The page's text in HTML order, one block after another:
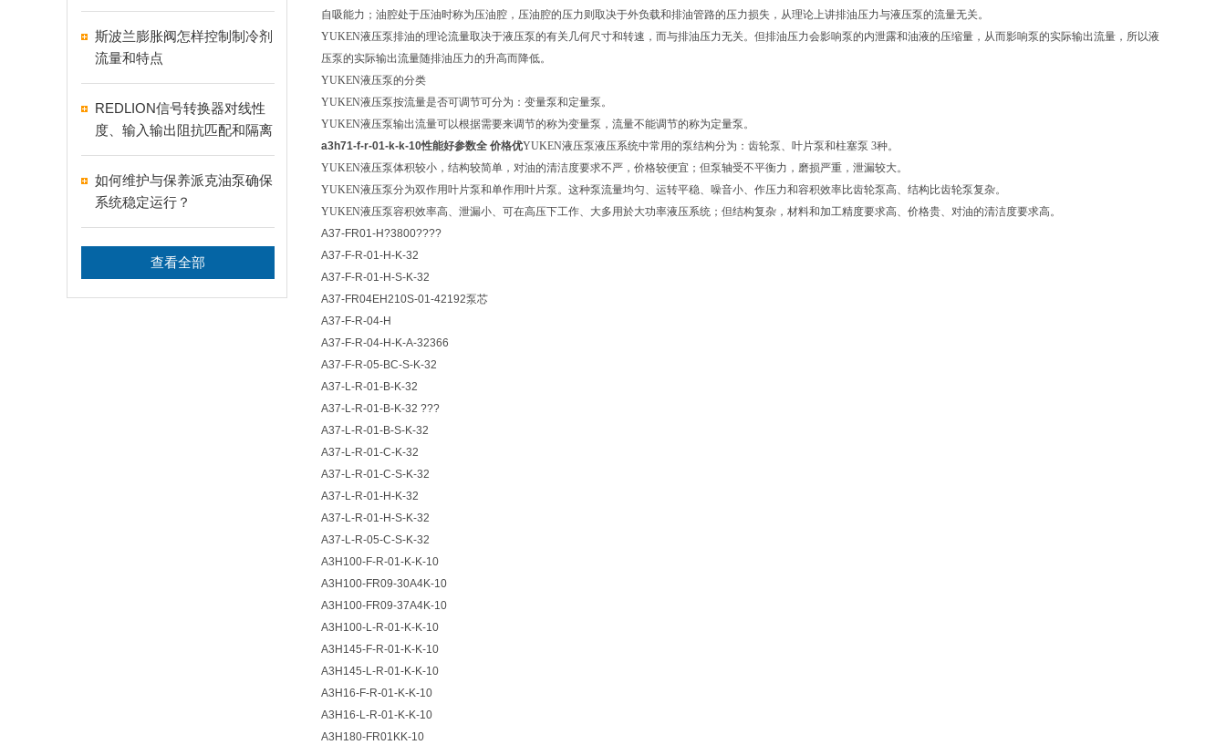
斯波兰膨胀阀怎样控制制冷剂
流量和特点
REDLION信号转换器对线性
度、输入输出阻抗匹配和隔离
的要求
如何维护与保养派克油泵确保
系统稳定运行？
查看全部
自吸能力；油腔处于压油时称为压油腔，压油腔的压力则取决于外负载和排油管路的压力损失，从理论上讲排油压力与液压泵的流量无关。
YUKEN液压泵排油的理论流量取决于液压泵的有关几何尺寸和转速，而与排油压力无关。但排油压力会影响泵的内泄露和油液的压缩量，从而影响泵的实际输出流量，所以液
压泵的实际输出流量随排油压力的升高而降低。
YUKEN液压泵的分类
YUKEN液压泵按流量是否可调节可分为：变量泵和定量泵。
YUKEN液压泵输出流量可以根据需要来调节的称为变量泵，流量不能调节的称为定量泵。
a3h71-f-r-01-k-k-10性能好参数全 价格优YUKEN液压泵液压系统中常用的泵结构分为：齿轮泵、叶片泵和柱塞泵 3种。
YUKEN液压泵体积较小，结构较简单，对油的清洁度要求不严，价格较便宜；但泵轴受不平衡力，磨损严重，泄漏较大。
YUKEN液压泵分为双作用叶片泵和单作用叶片泵。这种泵流量均匀、运转平稳、噪音小、作压力和容积效率比齿轮泵高、结构比齿轮泵复杂。
YUKEN液压泵容积效率高、泄漏小、可在高压下工作、大多用於大功率液压系统；但结构复杂，材料和加工精度要求高、价格贵、对油的清洁度要求高。
A37-FR01-H?3800????
A37-F-R-01-H-K-32
A37-F-R-01-H-S-K-32
A37-FR04EH210S-01-42192泵芯
A37-F-R-04-H
A37-F-R-04-H-K-A-32366
A37-F-R-05-BC-S-K-32
A37-L-R-01-B-K-32
A37-L-R-01-B-K-32 ???
A37-L-R-01-B-S-K-32
A37-L-R-01-C-K-32
A37-L-R-01-C-S-K-32
A37-L-R-01-H-K-32
A37-L-R-01-H-S-K-32
A37-L-R-05-C-S-K-32
A3H100-F-R-01-K-K-10
A3H100-FR09-30A4K-10
A3H100-FR09-37A4K-10
A3H100-L-R-01-K-K-10
A3H145-F-R-01-K-K-10
A3H145-L-R-01-K-K-10
A3H16-F-R-01-K-K-10
A3H16-L-R-01-K-K-10
A3H180-FR01KK-10